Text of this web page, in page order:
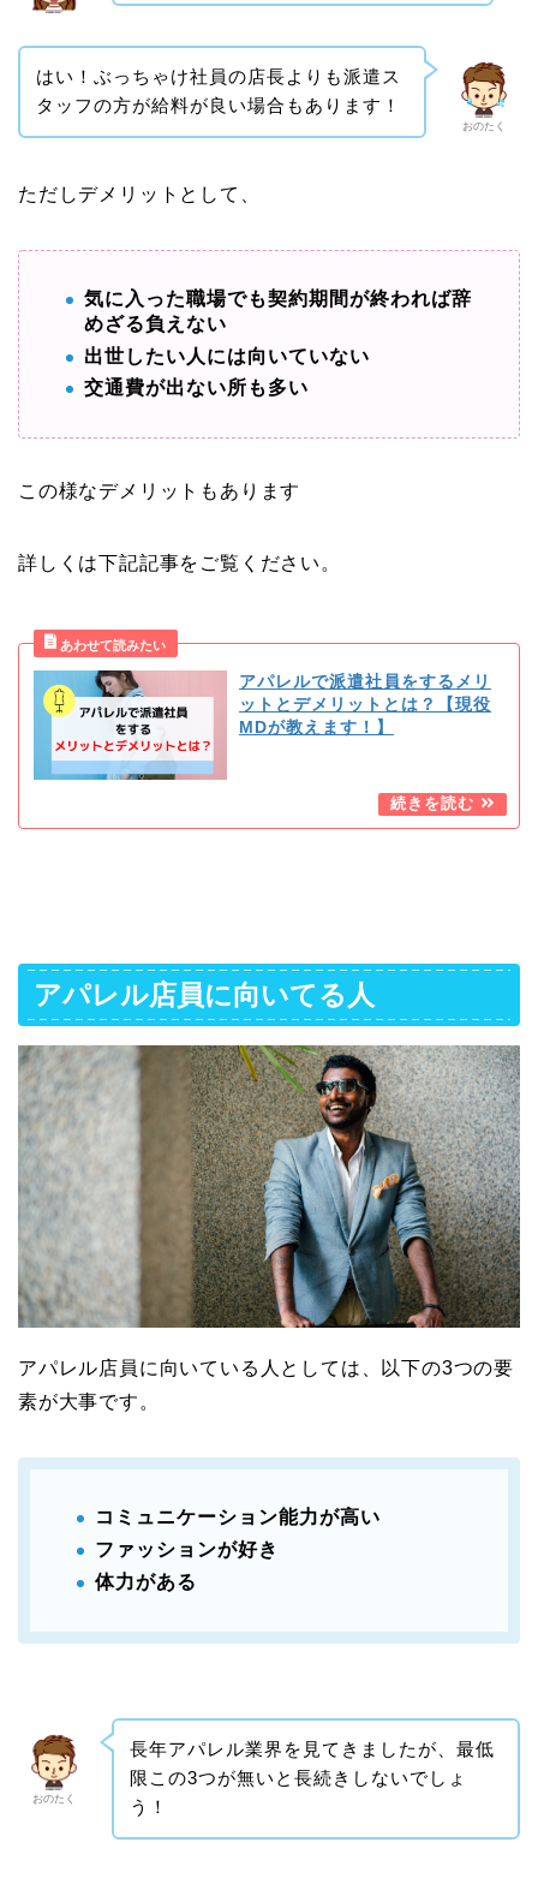
おのたく
はい！ぶっちゃけ社員の店長よりも派遣ス
タッフの方が給料が良い場合もあります！
ただしデメリットとして、
気に入った職場でも契約期間が終われば辞
めざる負えない
出世したい人には向いていない
交通費が出ない所も多い
この様なデメリットもあります
詳しくは下記記事をご覧ください。
アパレルで派遣社員をするメリ
ットとデメリットとは？【現役
MDが教えます！】
アパレル店員に向いてる人
アパレル店員に向いている人としては、以下の3つの要
素が大事です。
コミュニケーション能力が高い
ファッションが好き
体力がある
おのたく
長年アパレル業界を見てきましたが、最低
限この3つが無いと長続きしないでしょ
う！